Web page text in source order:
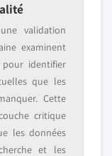
validation
examinent
pour identifier
que les
Cette
critique
les données
et les